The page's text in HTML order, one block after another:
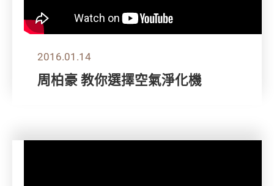
2016.01.14
周柏豪 教你選擇空氣淨化機